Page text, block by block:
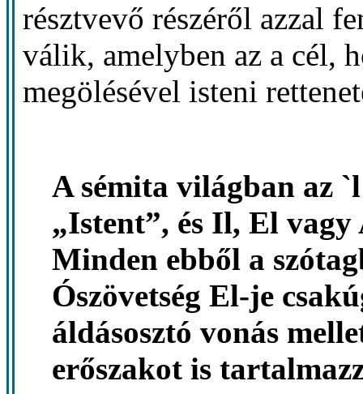
résztvevő részéről azzal
válik, amelyben az a cél,
megölésével isteni
A sémita világban az
„Istent”, és Il, El
Minden ebből a
Ószövetség El-je
áldásosztó vonás
erőszakot is